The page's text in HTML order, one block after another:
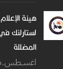
هيئة
لستارلنك
المضللة
07 اغســطس.2026 - 2:28